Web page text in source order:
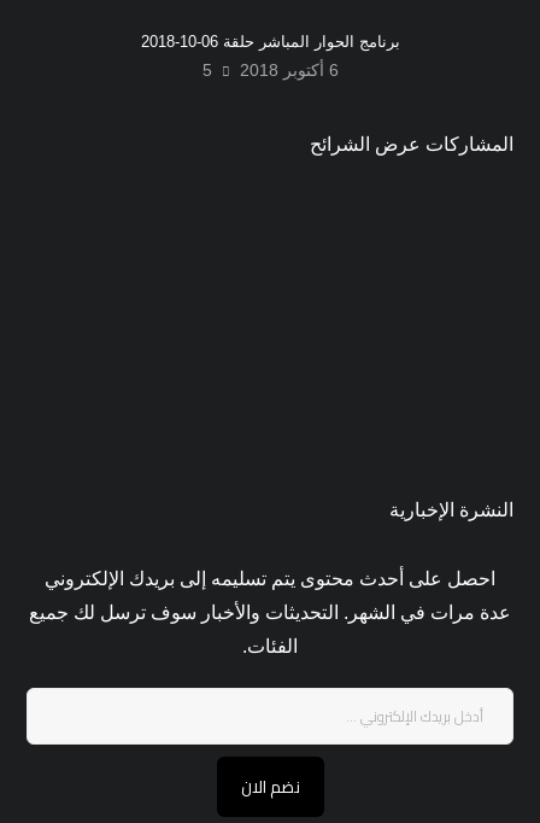
برنامج الحوار المباشر حلقة 06-10-2018
6 أكتوبر 2018 5
المشاركات عرض الشرائح
النشرة الإخبارية
احصل على أحدث محتوى يتم تسليمه إلى بريدك الإلكتروني
عدة مرات في الشهر. التحديثات والأخبار سوف ترسل لك جميع
الفئات.
نضم الان